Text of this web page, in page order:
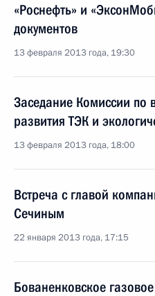
«Роснефть» и
документов
13 февраля 2013 года, 19:30
Заседание Комиссии по
развития ТЭК и
13 февраля 2013 года, 18:00
Встреча с главой
Сечиным
22 января 2013 года, 17:15
Бованенковское